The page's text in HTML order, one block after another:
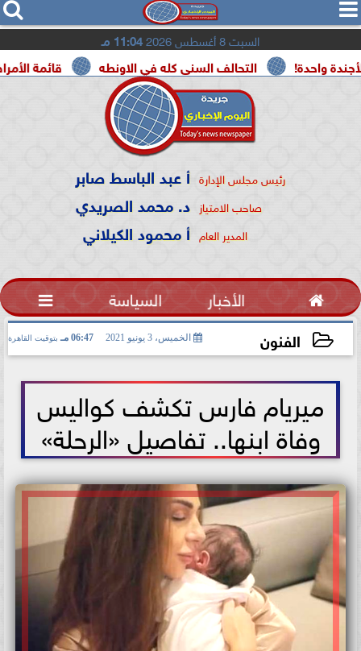
  
السبت 8 أغسطس 2026 11:04 مـ
قائمة الأمراض الحرجة التحالف السنى كله في الاونطه
رئيس مجلس الإدارة أ عبد الباسط صابر
صاحب الامتياز د. محمد الصريدي
المدير العام أ محمود الكيلاني
 الأخبار السياسة 
الفنون الخميس، 3 يونيو 2021 06:47 مـ بتوقيت القاهرة
ميريام فارس تكشف كواليس
وفاة ابنها.. تفاصيل «الرحلة»